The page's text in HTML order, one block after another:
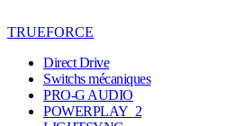
TRUEFORCE
Direct Drive
Switchs mécaniques
PRO-G AUDIO
POWERPLAY 2